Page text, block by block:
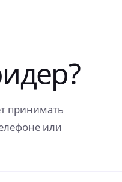
принимать
или